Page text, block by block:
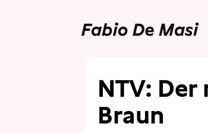
NTV: Der
Braun